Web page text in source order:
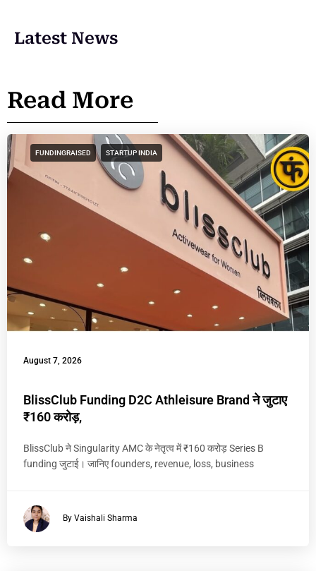
Latest News
Read More
FUNDINGRAISED STARTUP INDIA
August 7, 2026
BlissClub Funding D2C Athleisure Brand ने जुटाए
₹160 करोड़,
BlissClub ने Singularity AMC के नेतृत्व में ₹160 करोड़ Series B
funding जुटाई। जानिए founders, revenue, loss, business
By Vaishali Sharma